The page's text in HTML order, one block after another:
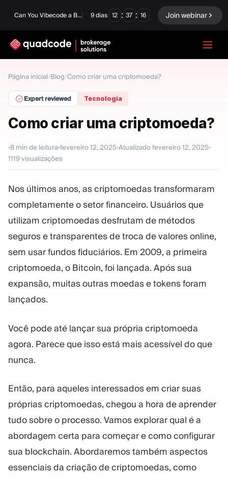
Can You Vibecode a Brokerage Platform? 9 dias 12 : 37 : 15 Join webinar
Página inicial/Blog/Como criar uma criptomoeda?
Expert reviewed Tecnologia
Como criar uma criptomoeda?
8 min de leitura fevereiro 12, 2025 Atualizadofevereiro 12, 2025
1119visualizações
Nos últimos anos, as criptomoedas transformaram
completamente o setor financeiro. Usuários que
utilizam criptomoedas desfrutam de métodos
seguros e transparentes de troca de valores online,
sem usar fundos fiduciários. Em 2009, a primeira
criptomoeda, o Bitcoin, foi lançada. Após sua
expansão, muitas outras moedas e tokens foram
lançados.
Você pode até lançar sua própria criptomoeda
agora. Parece que isso está mais acessível do que
nunca.
Então, para aqueles interessados em criar suas
próprias criptomoedas, chegou a hora de aprender
tudo sobre o processo. Vamos explorar qual é a
abordagem certa para começar e como configurar
sua blockchain. Abordaremos também aspectos
essenciais da criação de criptomoedas, como
Português
Forex / CFD
Mesa Proprietária
MÓDULOS
Plataforma Trading Administração
RECURSOS
Guia de marketing
Blog
Tutoriais em vídeo
Calculadora de lucro
Plano de negócios
MAIS
Sobre nós
Números
Notícias da empresa
Carreiras
SIGA-NOS